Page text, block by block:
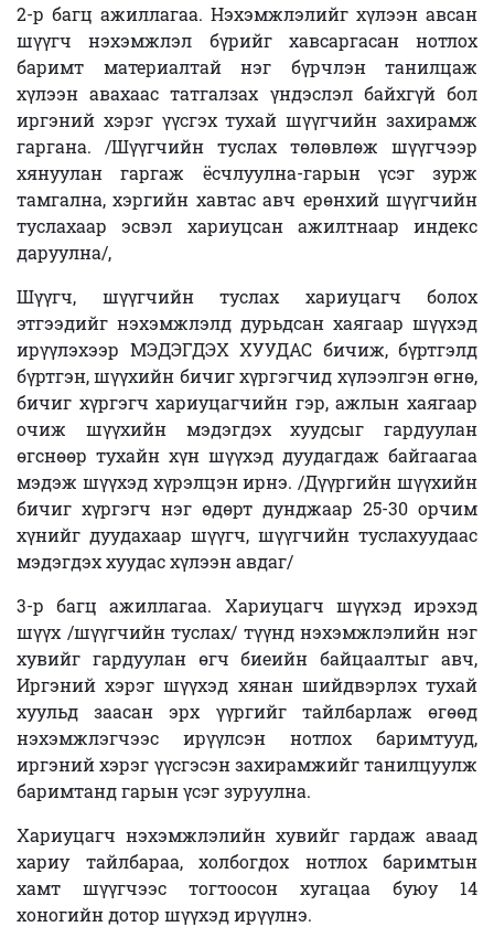
2-р багц ажиллагаа. Нэхэмжлэлийг хүлээн авсан
шүүгч нэхэмжлэл бүрийг хавсаргасан нотлох
баримт материалтай нэг бүрчлэн танилцаж
хүлээн авахаас татгалзах үндэслэл байхгүй бол
иргэний хэрэг үүсгэх тухай шүүгчийн захирамж
гаргана. /Шүүгчийн туслах төлөвлөж шүүгчээр
хянуулан гаргаж ёсчлуулна-гарын үсэг зурж
тамгална, хэргийн хавтас авч ерөнхий шүүгчийн
туслахаар эсвэл хариуцсан ажилтнаар индекс
даруулна/,
Шүүгч, шүүгчийн туслах хариуцагч болох
этгээдийг нэхэмжлэлд дурьдсан хаягаар шүүхэд
ирүүлэхээр МЭДЭГДЭХ ХУУДАС бичиж, бүртгэлд
бүртгэн, шүүхийн бичиг хүргэгчид хүлээлгэн өгнө,
бичиг хүргэгч хариуцагчийн гэр, ажлын хаягаар
очиж шүүхийн мэдэгдэх хуудсыг гардуулан
өгснөөр тухайн хүн шүүхэд дуудагдаж байгаагаа
мэдэж шүүхэд хүрэлцэн ирнэ. /Дүүргийн шүүхийн
бичиг хүргэгч нэг өдөрт дунджаар 25-30 орчим
хүнийг дуудахаар шүүгч, шүүгчийн туслахуудаас
мэдэгдэх хуудас хүлээн авдаг/
3-р багц ажиллагаа. Хариуцагч шүүхэд ирэхэд
шүүх /шүүгчийн туслах/ түүнд нэхэмжлэлийн нэг
хувийг гардуулан өгч биеийн байцаалтыг авч,
Иргэний хэрэг шүүхэд хянан шийдвэрлэх тухай
хуульд заасан эрх үүргийг тайлбарлаж өгөөд
нэхэмжлэгчээс ирүүлсэн нотлох баримтууд,
иргэний хэрэг үүсгэсэн захирамжийг танилцуулж
баримтанд гарын үсэг зуруулна.
Хариуцагч нэхэмжлэлийн хувийг гардаж аваад
хариу тайлбараа, холбогдох нотлох баримтын
хамт шүүгчээс тогтоосон хугацаа буюу 14
хоногийн дотор шүүхэд ирүүлнэ.